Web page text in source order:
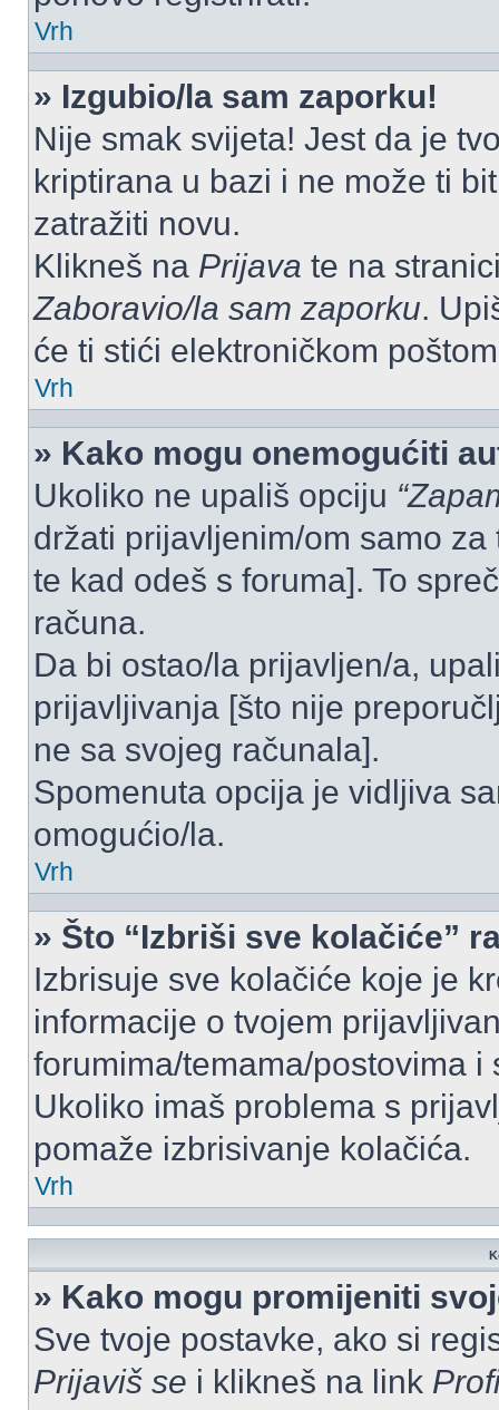
Vrh
» Izgubio/la sam zaporku!
Nije smak svijeta! Jest da je
kriptirana u bazi i ne može ti
zatražiti novu.
Klikneš na Prijava te na
Zaboravio/la sam zaporku.
će ti stići elektroničkom
Vrh
» Kako mogu onemogućiti
Ukoliko ne upališ opciju
držati prijavljenim/om samo
te kad odeš s foruma]. To
računa.
Da bi ostao/la prijavljen/a,
prijavljivanja [što nije
ne sa svojeg računala].
Spomenuta opcija je vidljiva
omogućio/la.
Vrh
» Što “Izbriši sve kolačiće”
Izbrisuje sve kolačiće koje je
informacije o tvojem
forumima/temama/postovima i
Ukoliko imaš problema s
pomaže izbrisivanje kolačića.
Vrh
» Kako mogu promijeniti
Sve tvoje postavke, ako si
Prijaviš se i klikneš na link